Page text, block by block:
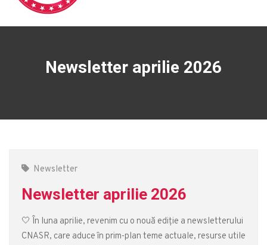
Newsletter aprilie 2026
Newsletter
Newsletter aprilie 2026
🤍 În luna aprilie, revenim cu o nouă ediție a newsletterului
CNASR, care aduce în prim-plan teme actuale, resurse utile